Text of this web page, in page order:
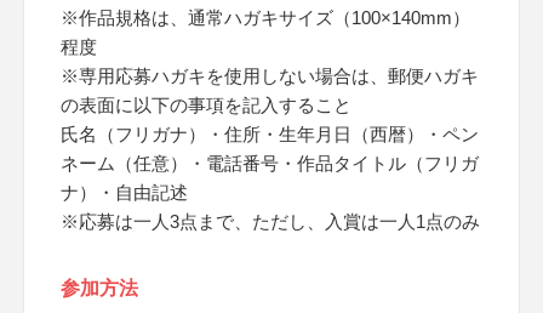
※作品規格は、通常ハガキサイズ（100×140mm）
程度
※専用応募ハガキを使用しない場合は、郵便ハガキ
の表面に以下の事項を記入すること
氏名（フリガナ）・住所・生年月日（西暦）・ペン
ネーム（任意）・電話番号・作品タイトル（フリガ
ナ）・自由記述
※応募は一人3点まで、ただし、入賞は一人1点のみ
参加方法